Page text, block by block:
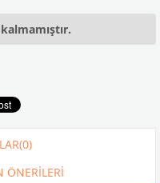
(0)
ÖNERILERI